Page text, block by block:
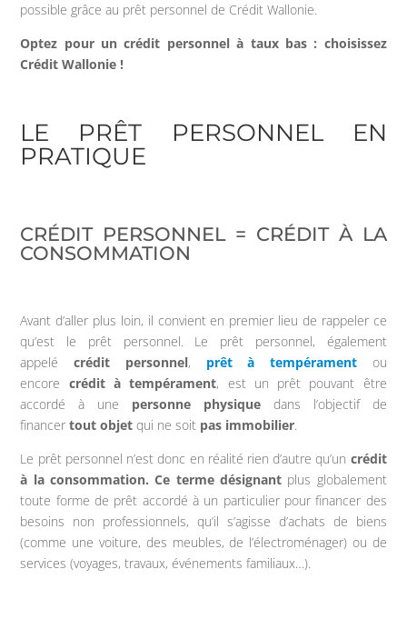
possible grâce au prêt personnel de Crédit Wallonie.
Optez pour un crédit personnel à taux bas : choisissez
Crédit Wallonie !
LE PRÊT PERSONNEL EN
PRATIQUE
CRÉDIT PERSONNEL = CRÉDIT À LA
CONSOMMATION
Avant d’aller plus loin, il convient en premier lieu de rappeler ce
qu’est le prêt personnel. Le prêt personnel, également
appelécrédit personnel, prêt à tempéramentou
encore crédit à tempérament, est un prêt pouvant être
accordé à une personne physiquedans l’objectif de
financertout objet qui ne soit pas immobilier.
Le prêt personnel n’est donc en réalité rien d’autre qu’un crédit
à la consommation. Ce terme désignant plus globalement
toute forme de prêt accordé à un particulier pour financer des
besoins non professionnels, qu’il s’agisse d’achats de biens
(comme une voiture, des meubles, de l’électroménager) ou de
services (voyages, travaux, événements familiaux…).